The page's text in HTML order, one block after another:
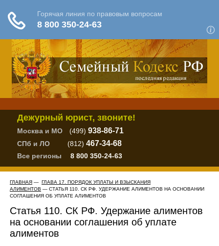
Дежурный юрист, звоните!
Москва и МО (499) 938-86-71
СПб и ЛО (812) 467-34-68
Все регионы 8 800 350-24-63
ГЛАВНАЯ — ГЛАВА 17. ПОРЯДОК УПЛАТЫ И ВЗЫСКАНИЯ
АЛИМЕНТОВ — СТАТЬЯ 110. СК РФ. УДЕРЖАНИЕ АЛИМЕНТОВ НА ОСНОВАНИИ
СОГЛАШЕНИЯ ОБ УПЛАТЕ АЛИМЕНТОВ
Статья 110. СК РФ. Удержание алиментов
на основании соглашения об уплате
алиментов